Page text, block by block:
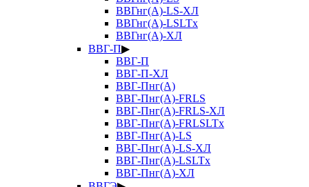
ВВГнг(А)-LS-ХЛ
ВВГнг(А)-LSLTx
ВВГнг(А)-ХЛ
ВВГ-П▶
ВВГ-П
ВВГ-П-ХЛ
ВВГ-Пнг(А)
ВВГ-Пнг(А)-FRLS
ВВГ-Пнг(А)-FRLS-ХЛ
ВВГ-Пнг(А)-FRLSLTx
ВВГ-Пнг(А)-LS
ВВГ-Пнг(А)-LS-ХЛ
ВВГ-Пнг(А)-LSLTx
ВВГ-Пнг(А)-ХЛ